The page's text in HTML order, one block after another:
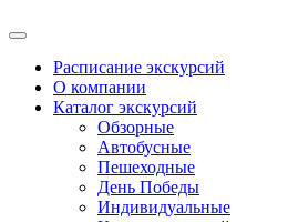
Расписание экскурсий
О компании
Каталог экскурсий
Обзорные
Автобусные
Пешеходные
День Победы
Индивидуальные